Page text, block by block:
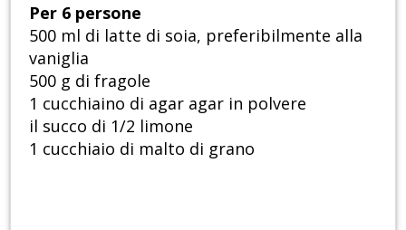
Per 6 persone
500 ml di latte di soia, preferibilmente alla
vaniglia
500 g di fragole
1 cucchiaino di agar agar in polvere
il succo di 1/2 limone
1 cucchiaio di malto di grano